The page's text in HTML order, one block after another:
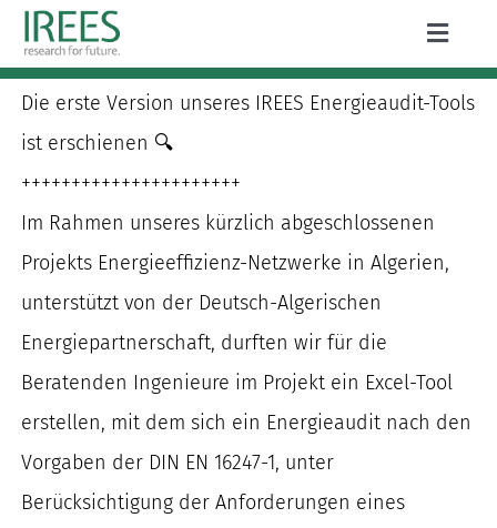
Zum
Inhalt
springen
Toggle
ÜBER UNS
LEISTUNGEN
PROJEKTE
PUBLIKATIONEN
KARRIERE
Die erste Version unseres IREES Energieaudit-Tools
ist erschienen 🔍
++++++++++++++++++++++
Im Rahmen unseres kürzlich abgeschlossenen
Projekts Energieeffizienz-Netzwerke in Algerien,
unterstützt von der Deutsch-Algerischen
Energiepartnerschaft, durften wir für die
Beratenden Ingenieure im Projekt ein Excel-Tool
erstellen, mit dem sich ein Energieaudit nach den
Vorgaben der DIN EN 16247-1, unter
Berücksichtigung der Anforderungen eines